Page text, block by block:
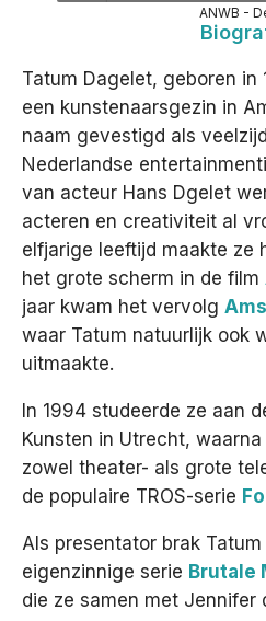
Contact
pause
ANWB -
Tatum Dagelet, geboren in
een kunstenaarsgezin in
naam gevestigd als
Nederlandse
van acteur Hans Dgelet
acteren en creativiteit al
elfjarige leeftijd maakte ze
het grote scherm in de film
jaar kwam het vervolg
waar Tatum natuurlijk ook
uitmaakte.
In 1994 studeerde ze aan
Kunsten in Utrecht,
zowel theater- als grote
de populaire TROS-serie
Als presentator brak
eigenzinnige serie Brutale
die ze samen met Jennifer